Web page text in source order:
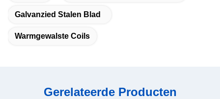
Galvanzied Stalen Blad
Warmgewalste Coils
Gerelateerde Producten